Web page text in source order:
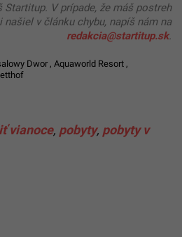
Startitup. V prípade, že máš postreh
našiel v článku chybu, napíš nám na
redakcia@startitup.sk.
Dwor , Aquaworld Resort ,
vianoce, pobyty, pobyty v